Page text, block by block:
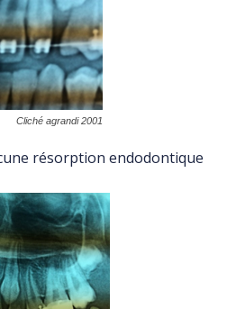
Cliché agrandi 2001
résorption endodontique